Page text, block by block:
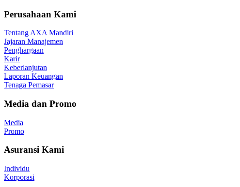
Perusahaan Kami
Tentang AXA Mandiri
Jajaran Manajemen
Penghargaan
Karir
Keberlanjutan
Laporan Keuangan
Tenaga Pemasar
Media dan Promo
Media
Promo
Asuransi Kami
Individu
Korporasi